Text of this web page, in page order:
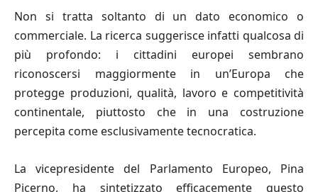
Non si tratta soltanto di un dato economico o
commerciale. La ricerca suggerisce infatti qualcosa di
più profondo: i cittadini europei sembrano
riconoscersi maggiormente in un’Europa che
protegge produzioni, qualità, lavoro e competitività
continentale, piuttosto che in una costruzione
percepita come esclusivamente tecnocratica.
La vicepresidente del Parlamento Europeo, Pina
Picerno, ha sintetizzato efficacemente questo